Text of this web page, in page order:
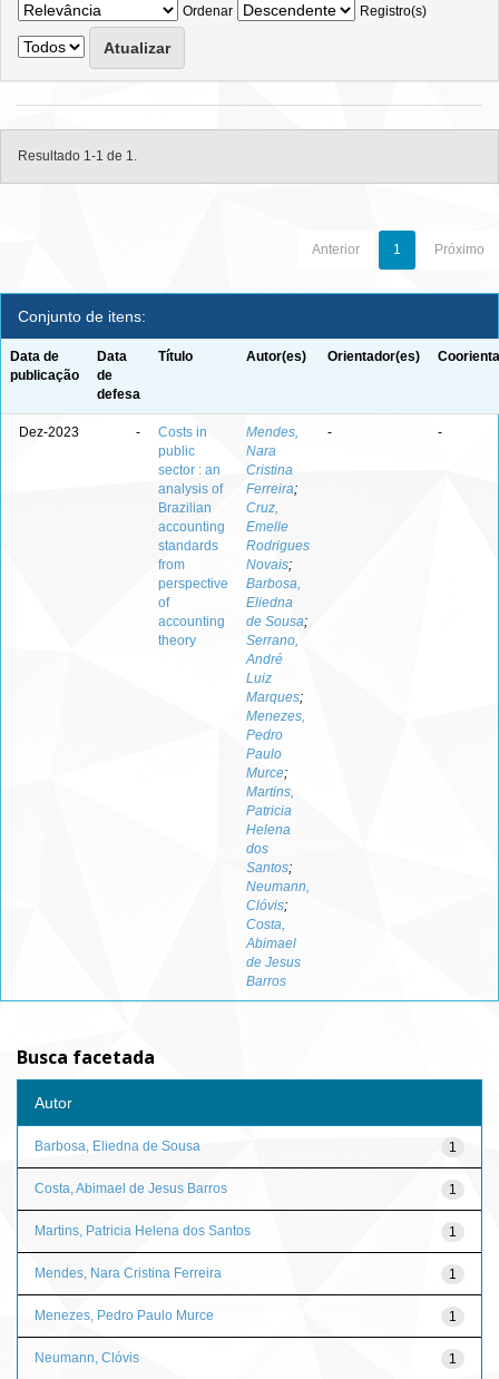
Ordenar
Registro(s)
Resultado 1-1 de 1.
Anterior 1 Próximo
Conjunto de itens:
Data de
publicação
Data
de
defesa
Título Autor(es) Orientador(es)
Dez-2023 -
Costs in
public
sector : an
analysis of
Brazilian
accounting
standards
from
perspective
of
accounting
theory
Mendes,
Nara
Cristina
Ferreira;
Cruz,
Emelle
Rodrigues
Novais;
Barbosa,
Eliedna
de Sousa;
Serrano,
André
Luiz
Marques;
Menezes,
Pedro
Paulo
Murce;
Martins,
Patricia
Helena
dos
Santos;
Neumann,
Clóvis;
Costa,
Abimael
de Jesus
Barros
- -
Busca facetada
Autor
1
Barbosa, Eliedna de Sousa
1
Costa, Abimael de Jesus Barros
1
Martins, Patricia Helena dos Santos
1
Mendes, Nara Cristina Ferreira
1
Menezes, Pedro Paulo Murce
1
Neumann, Clóvis